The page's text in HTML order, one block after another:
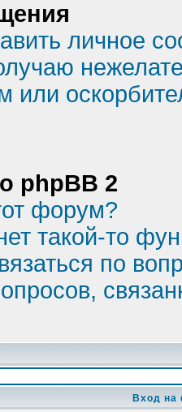
личное
или
phpBB 2
форум?
такой-то
по
Вход на